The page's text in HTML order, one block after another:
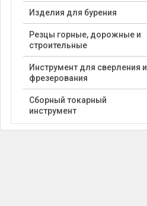
Изделия для бурения
Резцы горные, дорожные и
строительные
Инструмент для сверления и
фрезерования
Сборный токарный
инструмент